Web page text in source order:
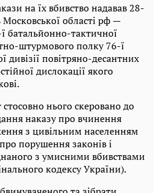
на їх вбивство надавав 28-
області рф —
батальйонно-тактичної
штурмового полку 76-ї
дивізії повітряно-десантних
дислокації якого
нього скеровано до
наказу про вчинення
з цивільним населенням
порушення законів і
з умисними вбивствами
кодексу України).